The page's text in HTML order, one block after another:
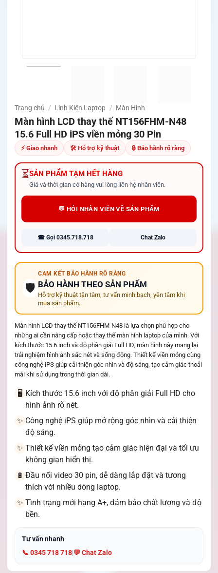
Trang chủ / Linh Kiện Laptop / Màn Hình
Màn hình LCD thay thế NT156FHM-N48
15.6 Full HD iPS viền mỏng 30 Pin
⚡ Giao nhanh 🛠 Hỗ trợ kỹ thuật 🔒 Bảo hành rõ ràng
⏳SẢN PHẨM TẠM HẾT HÀNG
Giá và thời gian có hàng vui lòng liên hệ nhân viên.
💬 HỎI NHÂN VIÊN VỀ SẢN PHẨM
☎ Gọi 0345.718.718 Chat Zalo
🛡️
CAM KẾT BẢO HÀNH RÕ RÀNG
BẢO HÀNH THEO SẢN PHẨM
Hỗ trợ kỹ thuật tận tâm, tư vấn minh bạch, yên tâm khi
mua sản phẩm.
Màn hình LCD thay thế NT156FHM-N48 là lựa chọn phù hợp cho
những ai cần nâng cấp hoặc thay thế màn hình laptop của mình. Với
kích thước 15.6 inch và độ phân giải Full HD, màn hình này mang lại
trải nghiệm hình ảnh sắc nét và sống động. Thiết kế viền mỏng cùng
công nghệ iPS giúp cải thiện góc nhìn và độ sáng, tạo cảm giác thoải
mái khi sử dụng trong thời gian dài.
🖥️ Kích thước 15.6 inch với độ phân giải Full HD cho
hình ảnh rõ nét.
✨ Công nghệ iPS giúp mở rộng góc nhìn và cải thiện
độ sáng.
✨ Thiết kế viền mỏng tạo cảm giác hiện đại và tối ưu
không gian hiển thị.
🔋 Đầu nối video 30 pin, dễ dàng lắp đặt và tương
thích với nhiều dòng laptop.
✨ Tình trạng mới hạng A+, đảm bảo chất lượng và độ
bền.
Tư vấn nhanh
📞 0345 718 718|💬 Chat Zalo